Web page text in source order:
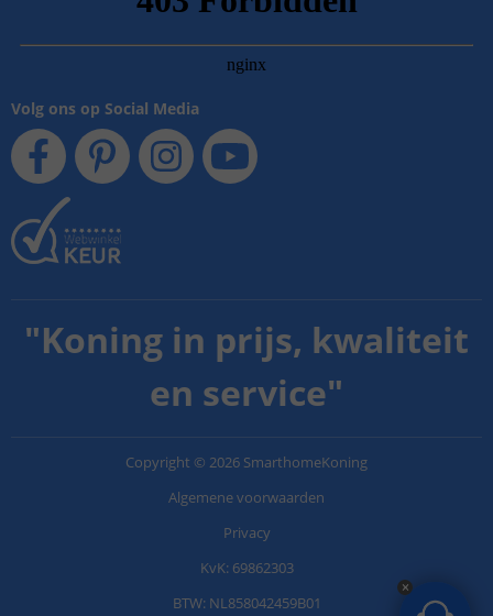
Volg ons op Social Media
"Koning in prijs, kwaliteit
en service"
Copyright © 2026 SmarthomeKoning
Algemene voorwaarden
Privacy
KvK: 69862303
BTW: NL858042459B01